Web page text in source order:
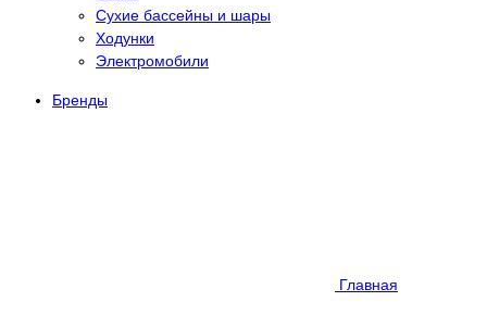
Сухие бассейны и шары
Ходунки
Электромобили
Бренды
Главная